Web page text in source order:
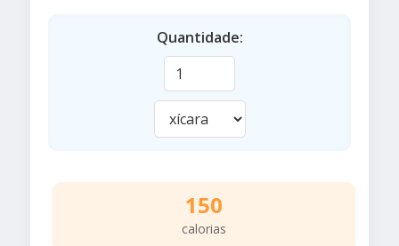
Quantidade:
150
calorias